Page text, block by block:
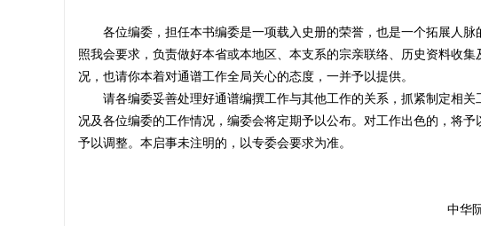
各位编委，担任本书编委是一项载入史册的荣誉，也是一个拓展人脉
照我会要求，负责做好本省或本地区、本支系的宗亲联络、历史资料收
况，也请你本着对通谱工作全局关心的态度，一并予以提供。
请各编委妥善处理好通谱编撰工作与其他工作的关系，抓紧制定相关
况及各位编委的工作情况，编委会将定期予以公布。对工作出色的，将
予以调整。本启事未注明的，以专委会要求为准。
中华阮姓谱牒文化研究